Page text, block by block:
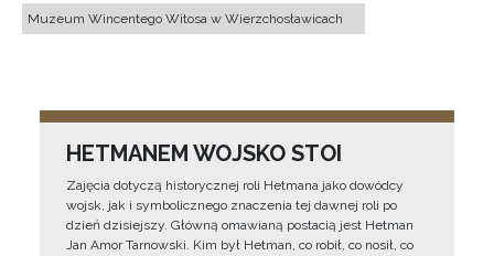
Muzeum Wincentego Witosa w Wierzchosławicach
HETMANEM WOJSKO STOI
Zajęcia dotyczą historycznej roli Hetmana jako dowódcy
wojsk, jak i symbolicznego znaczenia tej dawnej roli po
dzień dzisiejszy. Główną omawianą postacią jest Hetman
Jan Amor Tarnowski. Kim był Hetman, co robił, co nosił, co